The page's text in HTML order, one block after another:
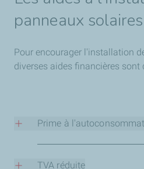
panneaux solaires
Pour encourager l'installation
diverses aides financières sont
Prime à
Certaines régions proposent
soutenir les installations
TVA réduite